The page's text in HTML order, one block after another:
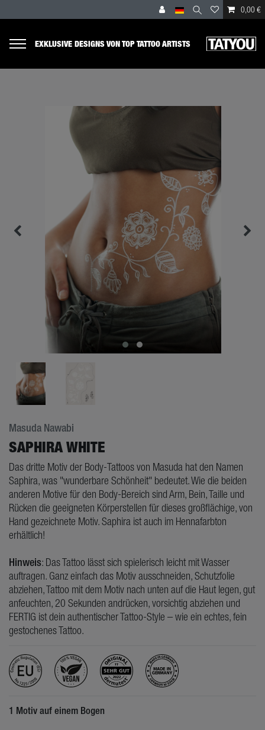
0,00 €
EXKLUSIVE DESIGNS VON TOP TATTOO ARTISTS
Masuda Nawabi
SAPHIRA WHITE
Das dritte Motiv der Body-Tattoos von Masuda hat den Namen
Saphira, was "wunderbare Schönheit" bedeutet. Wie die beiden
anderen Motive für den Body-Bereich sind Arm, Bein, Taille und
Rücken die geeigneten Körperstellen für dieses großflächige, von
Hand gezeichnete Motiv. Saphira ist auch im Hennafarbton
erhältlich!
Hinweis: Das Tattoo lässt sich spielerisch leicht mit Wasser
auftragen. Ganz einfach das Motiv ausschneiden, Schutzfolie
abziehen, Tattoo mit dem Motiv nach unten auf die Haut legen, gut
anfeuchten, 20 Sekunden andrücken, vorsichtig abziehen und
FERTIG ist dein authentischer Tattoo-Style – wie ein echtes, fein
gestochenes Tattoo.
1 Motiv auf einem Bogen